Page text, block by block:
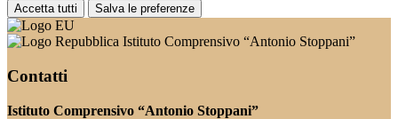
Accetta tutti Salva le preferenze
Istituto Comprensivo “Antonio Stoppani”
Contatti
Istituto Comprensivo “Antonio Stoppani”